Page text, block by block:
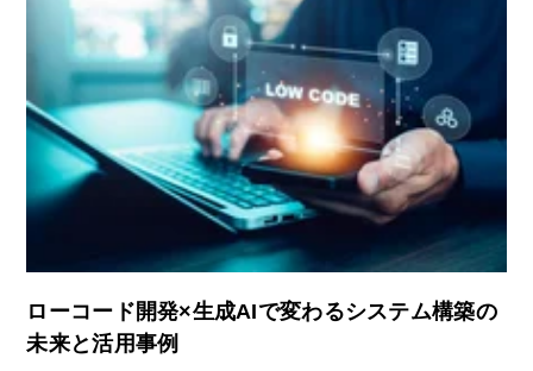
ローコード開発×生成AIで変わるシステム構築の
未来と活用事例